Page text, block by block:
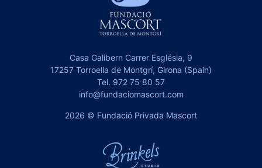
Casa Galibern Carrer Església, 9
17257 Torroella de Montgrí, Girona (Spain)
Tel. 972 75 80 57
info@fundaciomascort.com
2026 © Fundació Privada Mascort